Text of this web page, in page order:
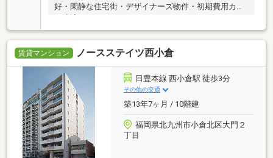
好・閑静な住宅街・デザイナーズ物件・初期費用カー
賃貸マンション ノースステイツ西小倉
日豊本線 西小倉駅 徒歩3分
その他の交通
築13年7ヶ月 / 10階建
福岡県北九州市小倉北区大門２
丁目